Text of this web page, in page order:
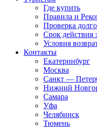
Где купить
Правила и
Проверка
Срок действия
Условия
Контакты
Екатеринбург
Москва
Санкт —
Нижний
Самара
Уфа
Челябинск
Тюмень